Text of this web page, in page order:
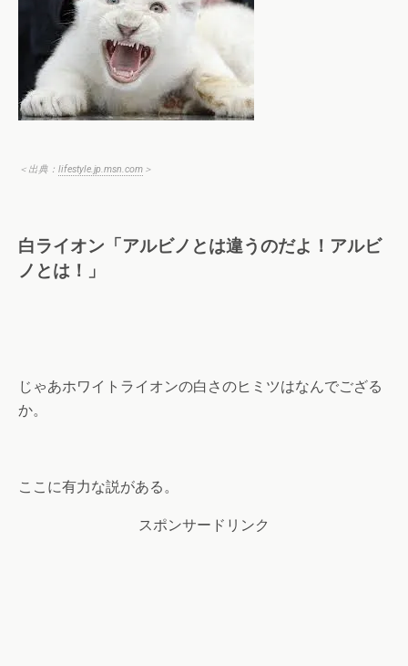
＜出典： lifestyle.jp.msn.com ＞
白ライオン「アルビノとは違うのだよ！アルビ
ノとは！」
じゃあホワイトライオンの白さのヒミツはなんでござる
か。
ここに有力な説がある。
スポンサードリンク